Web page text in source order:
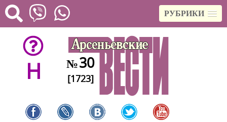
РУБРИКИ
H №30
[1723]